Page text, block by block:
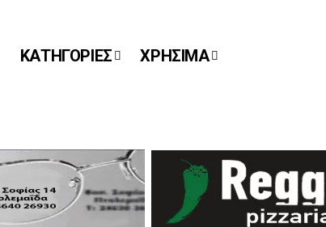
ΚΑΤΗΓΟΡΙΕΣ ΧΡΗΣΙΜΑ